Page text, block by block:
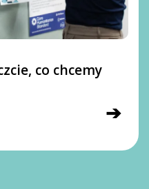
co chcemy
➔